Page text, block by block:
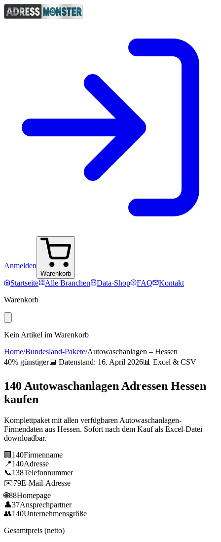
Anmelden
Warenkorb
Startseite Alle Branchen Data-Shop FAQ
Kontakt
Warenkorb
Kein Artikel im Warenkorb
Home/Bundesland-Pakete/Autowaschanlagen – Hessen
40% günstiger📅 Datenstand: 16. April 2026📊 Excel & CSV
140 Autowaschanlagen Adressen Hessen
kaufen
Komplettpaket mit allen verfügbaren Autowaschanlagen-
Firmendaten aus Hessen. Sofort nach dem Kauf als Excel-Datei
downloadbar.
🏢 140Firmenname
📍140Adresse
📞138Telefonnummer
✉️79E-Mail-Adresse
🌐88Homepage
👤37Ansprechpartner
👥140Unternehmensgröße
Gesamtpreis (netto)